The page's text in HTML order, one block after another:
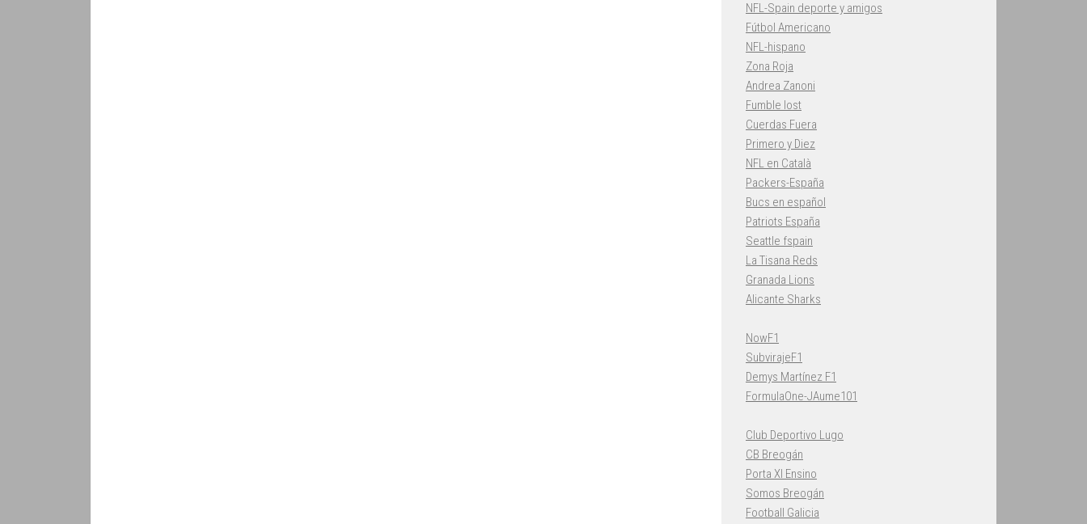
NFL-Spain deporte y amigos
Fútbol Americano
NFL-hispano
Zona Roja
Andrea Zanoni
Fumble lost
Cuerdas Fuera
Primero y Diez
NFL en Català
Packers-España
Bucs en español
Patriots España
Seattle fspain
La Tisana Reds
Granada Lions
Alicante Sharks
NowF1
SubvirajeF1
Demys Martínez F1
FormulaOne-JAume101
Club Deportivo Lugo
CB Breogán
Porta XI Ensino
Somos Breogán
Football Galicia